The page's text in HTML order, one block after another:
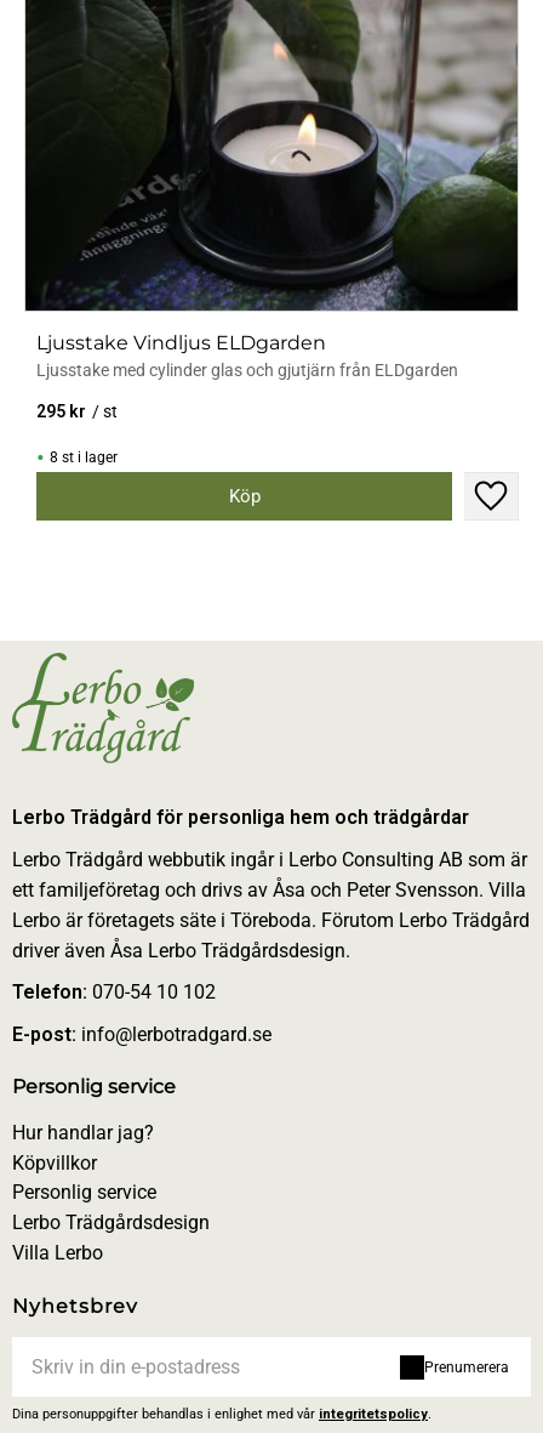
Ljusstake Vindljus ELDgarden
Ljusstake med cylinder glas och gjutjärn från ELDgarden
295 kr /st
Lägg
8 st i lager
Lerbo Trädgård för personliga hem och trädgårdar
Lerbo Trädgård webbutik ingår i Lerbo Consulting AB som är
ett familjeföretag och drivs av Åsa och Peter Svensson. Villa
Lerbo är företagets säte i Töreboda. Förutom Lerbo Trädgård
driver även Åsa Lerbo Trädgårdsdesign.
Telefon: 070-54 10 102
E-post: info@lerbotradgard.se
Personlig service
Hur handlar jag?
Köpvillkor
Personlig service
Lerbo Trädgårdsdesign
Villa Lerbo
Nyhetsbrev
Prenumerera
Dina personuppgifter behandlas i enlighet med vår integritetspolicy.